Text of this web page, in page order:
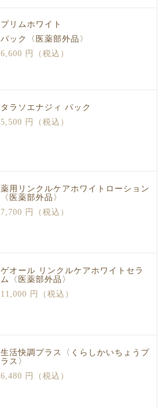
プリムホワイト
パック〈医薬部外品〉
6,600 円（税込）
タラソエナジィ パック
5,500 円（税込）
薬用リンクルケアホワイトローション
〈医薬部外品〉
7,700 円（税込）
ゲオール リンクルケアホワイトセラ
ム〈医薬部外品〉
11,000 円（税込）
生活快調プラス〈くらしかいちょうプ
ラス〉
6,480 円（税込）